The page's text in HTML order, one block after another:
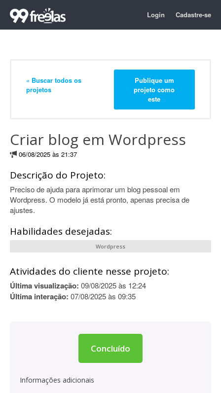
Login Cadastre-se
« Buscar todos os
projetos
Publique um
projeto como
este
Criar blog em Wordpress
06/08/2025 às 21:37
Descrição do Projeto:
Preciso de ajuda para aprimorar um blog pessoal em
Wordpress. O modelo já está pronto, apenas precisa de
ajustes.
Habilidades desejadas:
Wordpress
Atividades do cliente nesse projeto:
Última visualização: 09/08/2025 às 12:24
Última interação: 07/08/2025 às 09:35
Concluído
Informações adicionais